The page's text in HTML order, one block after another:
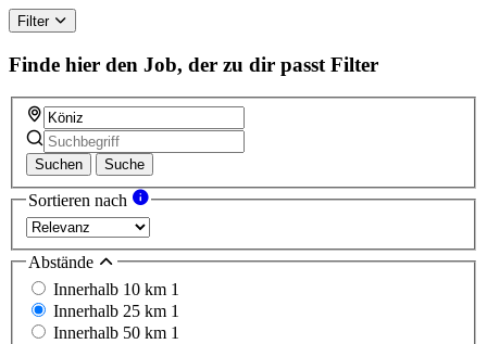
Filter
Finde hier den Job, der zu dir passt Filter
Suchen Suche
Sortieren nach
Abstände
Innerhalb 10 km 1
Innerhalb 25 km 1
Innerhalb 50 km 1